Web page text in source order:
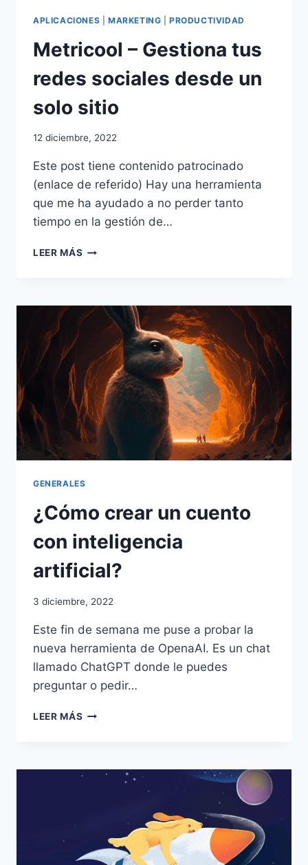
APLICACIONES MARKETING |PRODUCTIVIDAD
Metricool – Gestiona tus
redes sociales desde un
solo sitio
12 diciembre, 2022
Este post tiene contenido patrocinado
(enlace de referido) Hay una herramienta
que me ha ayudado a no perder tanto
tiempo en la gestión de…
LEER MÁS METRICOOL
REDES
SOCIALES
SOLO
SITIO
GENERALES
¿Cómo crear un cuento
con inteligencia
artificial?
3 diciembre, 2022
Este fin de semana me puse a probar la
nueva herramienta de OpenaAI. Es un chat
llamado ChatGPT donde le puedes
preguntar o pedir…
LEER MÁS ¿CÓMO
CON
INTELIGENCIA